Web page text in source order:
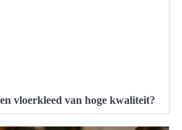
vloerkleed van hoge kwaliteit?